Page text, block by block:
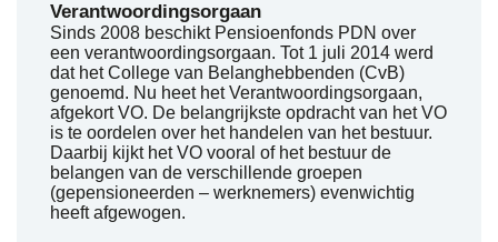
Verantwoordingsorgaan
Sinds 2008 beschikt Pensioenfonds PDN over
een verantwoordingsorgaan. Tot 1 juli 2014 werd
dat het College van Belanghebbenden (CvB)
genoemd. Nu heet het Verantwoordingsorgaan,
afgekort VO. De belangrijkste opdracht van het VO
is te oordelen over het handelen van het bestuur.
Daarbij kijkt het VO vooral of het bestuur de
belangen van de verschillende groepen
(gepensioneerden – werknemers) evenwichtig
heeft afgewogen.